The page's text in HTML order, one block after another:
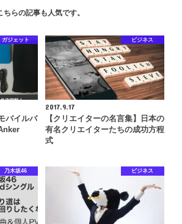
ちらの記事も人気です。
ガジェット
バイルバ
ビジネス
2017.9.17
【クリエイターの名言集】日本の
有名クリエイターたちの成功方程
式
乃木坂46 ビジネス